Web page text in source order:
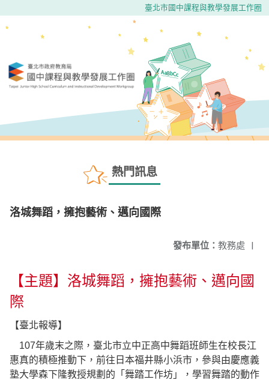
臺北市國中課程與教學發展工作圈
熱門訊息
洛城舞蹈，擁抱藝術、邁向國際
發布單位： 教務處 |
【主題】洛城舞蹈，擁抱藝術、邁向國
際
【臺北報導】
107年歲末之際，臺北市立中正高中舞蹈班師生在校長江
惠真的積極推動下，前往日本福井縣小浜市，參與由慶應義
塾大學森下隆教授規劃的「舞踏工作坊」，學習舞踏的動作